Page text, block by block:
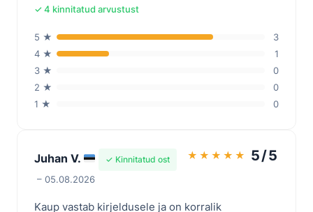
✓ 4 kinnitatud arvustust
5 ★
3
4 ★
1
3 ★
0
2 ★
0
1 ★
0
Juhan V. ✓ Kinnitatud ost
– 05.08.2026
★ ★ ★ ★ ★ 5/5
Kaup vastab kirjeldusele ja on korralik